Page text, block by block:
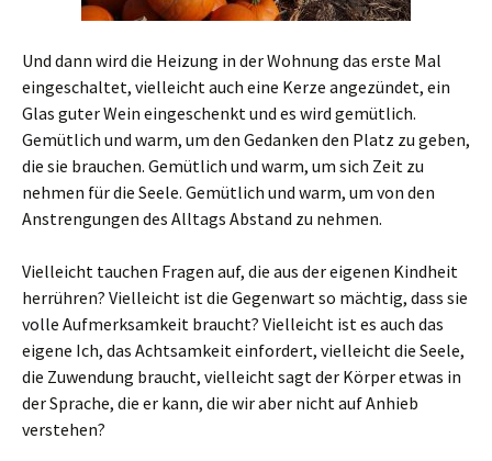
Und dann wird die Heizung in der Wohnung das erste Mal
eingeschaltet, vielleicht auch eine Kerze angezündet, ein
Glas guter Wein eingeschenkt und es wird gemütlich.
Gemütlich und warm, um den Gedanken den Platz zu geben,
die sie brauchen. Gemütlich und warm, um sich Zeit zu
nehmen für die Seele. Gemütlich und warm, um von den
Anstrengungen des Alltags Abstand zu nehmen.
Vielleicht tauchen Fragen auf, die aus der eigenen Kindheit
herrühren? Vielleicht ist die Gegenwart so mächtig, dass sie
volle Aufmerksamkeit braucht? Vielleicht ist es auch das
eigene Ich, das Achtsamkeit einfordert, vielleicht die Seele,
die Zuwendung braucht, vielleicht sagt der Körper etwas in
der Sprache, die er kann, die wir aber nicht auf Anhieb
verstehen?